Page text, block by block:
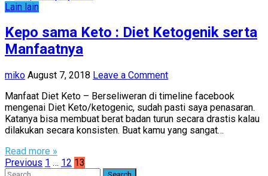
Lain lain
Kepo sama Keto : Diet Ketogenik serta
Manfaatnya
miko August 7, 2018 Leave a Comment
Manfaat Diet Keto – Berseliweran di timeline facebook
mengenai Diet Keto/ketogenic, sudah pasti saya penasaran.
Katanya bisa membuat berat badan turun secara drastis kalau
dilakukan secara konsisten. Buat kamu yang sangat…
Read more »
Posts
Previous 1 … 12 13
Search